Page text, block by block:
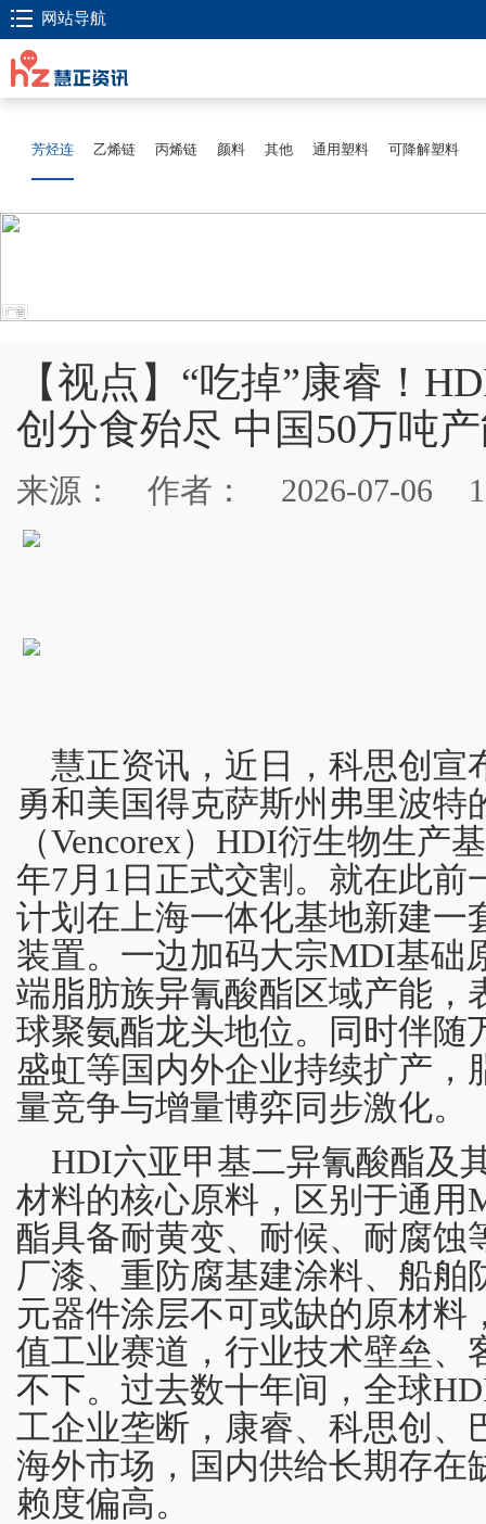
网站导航
芳烃连 乙烯链 丙烯链 颜料 其他 通用塑料 可降解塑料
【视点】“吃掉”康睿！
创分食殆尽 中国50万吨
来源： 作者： 2026-07-06
慧正资讯，近日，科思创宣
勇和美国得克萨斯州弗里波特
（Vencorex）HDI衍生物生产
年7月1日正式交割。就在此前
计划在上海一体化基地新建一
装置。一边加码大宗MDI基础
端脂肪族异氰酸酯区域产能，
球聚氨酯龙头地位。同时伴随
盛虹等国内外企业持续扩产，
量竞争与增量博弈同步激化。
HDI六亚甲基二异氰酸酯及
材料的核心原料，区别于通用
酯具备耐黄变、耐候、耐腐蚀
厂漆、重防腐基建涂料、船舶
元器件涂层不可或缺的原材料
值工业赛道，行业技术壁垒、
不下。过去数十年间，全球
工企业垄断，康睿、科思创、
海外市场，国内供给长期存在
赖度偏高。